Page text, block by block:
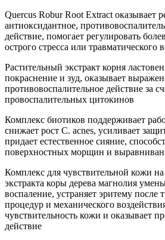
Quercus Robur Root Extract оказывает
антиоксидантное,
действие, помогает регулировать
острого стресса или травматического
Растительный экстракт корня
покраснение и зуд, оказывает
противовоспалительное действие за
провоспалительных цитокинов
Комплекс биотиков поддерживает
снижает рост C. acnes, усиливает
придает естественное сияние,
поверхностных морщин и
Комплекс для чувствительной кожи на
экстракта коры дерева магнолия
воспаление, устраняет эритему после
процедур и механического
чувствительность кожи и оказывает
действие